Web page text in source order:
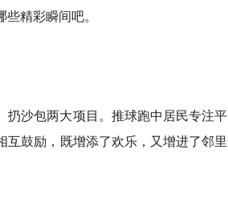
精彩瞬间吧。
扔沙包两大项目。 推球跑中居民专注
互鼓励，既增添了欢乐，又增进了邻